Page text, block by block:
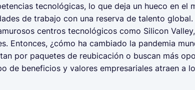
tecnológicas, lo que deja un hueco en el
de trabajo con una reserva de talento global.
centros tecnológicos como Silicon
Entonces, ¿cómo ha cambiado la pandemia
por paquetes de reubicación o buscan más
de beneficios y valores empresariales atraen a